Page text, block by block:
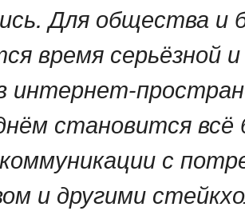
Для общества и
время серьёзной
интернет-
становится всё
с
и другими